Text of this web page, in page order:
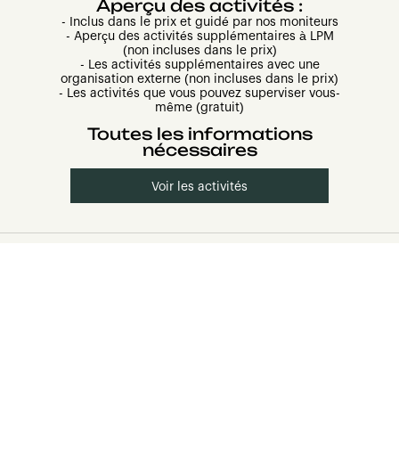
Aperçu des activités :
- Inclus dans le prix et guidé par nos moniteurs
- Aperçu des activités supplémentaires à LPM
(non incluses dans le prix)
- Les activités supplémentaires avec une
organisation externe (non incluses dans le prix)
- Les activités que vous pouvez superviser vous-
même (gratuit)
Toutes les informations
nécessaires
Voir les activités